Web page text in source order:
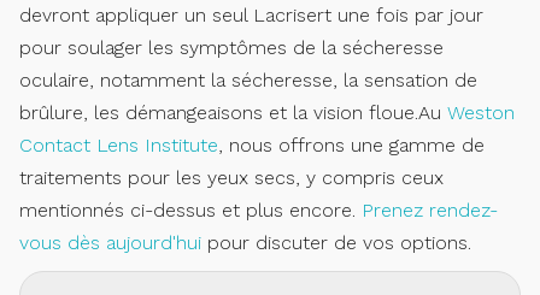
devront appliquer un seul Lacrisert une fois par jour
pour soulager les symptômes de la sécheresse
oculaire, notamment la sécheresse, la sensation de
brûlure, les démangeaisons et la vision floue.Au Weston
Contact Lens Institute, nous offrons une gamme de
traitements pour les yeux secs, y compris ceux
mentionnés ci-dessus et plus encore. Prenez rendez-
vous dès aujourd'hui pour discuter de vos options.